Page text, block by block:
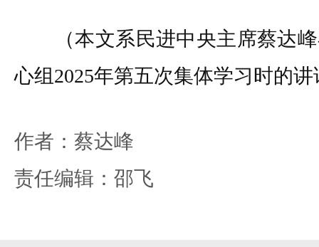
（本文系民进中央主席蔡达
心组2025年第五次集体学习时的讲
作者：蔡达峰
责任编辑：邵飞